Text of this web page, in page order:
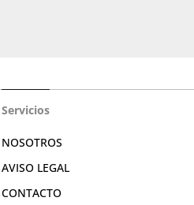
Servicios
NOSOTROS
AVISO LEGAL
CONTACTO